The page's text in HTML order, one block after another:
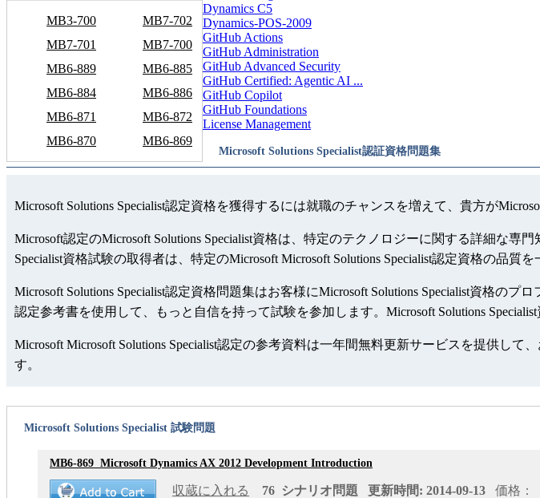
MB3-700
MB7-702
MB7-701
MB7-700
MB6-889
MB6-885
MB6-884
MB6-886
MB6-871
MB6-872
MB6-870
MB6-869
Dynamics C5
Dynamics-POS-2009
GitHub Actions
GitHub Administration
GitHub Advanced Security
GitHub Certified: Agentic AI ...
GitHub Copilot
GitHub Foundations
License Management
Microsoft Solutions Specialist認証資格問題集
Microsoft Solutions Specialist認定資格を獲得するには就職のチャンスを増えて、貴方が
Microsoft認定のMicrosoft Solutions Specialist資格は、特定のテクノロジーに関する詳細な
Specialist資格試験の取得者は、特定のMicrosoft Microsoft Solutions Specialist認定資格の品質
Microsoft Solutions Specialist認定資格問題集はお客様にMicrosoft Solutions Specialist資格の
認定参考書を使用して、もっと自信を持って試験を参加します。Microsoft Solutions
Microsoft Microsoft Solutions Specialist認定の参考資料は一年間無料更新サービスを提供し
す。
Microsoft Solutions Specialist 試験問題
MB6-869 Microsoft Dynamics AX 2012 Development Introduction
収蔵に入れる 76 シナリオ問題 更新時間: 2014-09-13
価格：